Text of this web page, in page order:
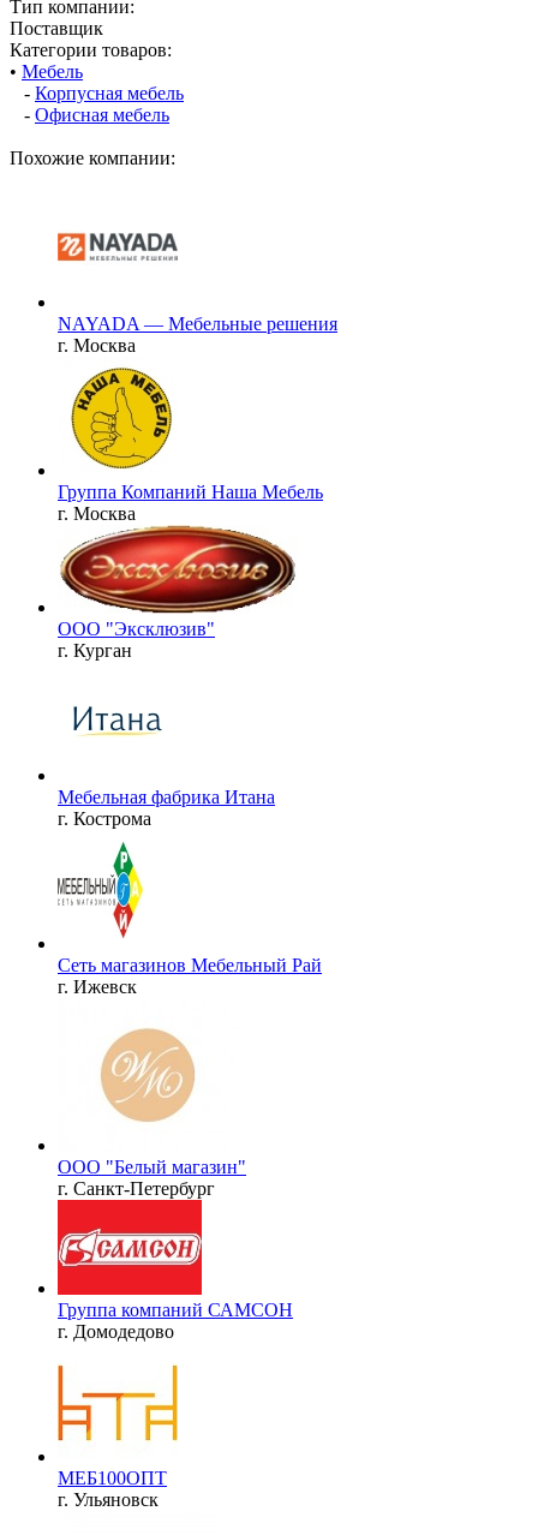
Тип компании:
Поставщик
Категории товаров:
• Мебель
- Корпусная мебель
- Офисная мебель
Похожие компании:
NAYADA — Мебельные решения
г. Москва
Группа Компаний Наша Мебель
г. Москва
ООО "Эксклюзив"
г. Курган
Мебельная фабрика Итана
г. Кострома
Сеть магазинов Мебельный Рай
г. Ижевск
ООО "Белый магазин"
г. Санкт-Петербург
Группа компаний САМСОН
г. Домодедово
МЕБ100ОПТ
г. Ульяновск